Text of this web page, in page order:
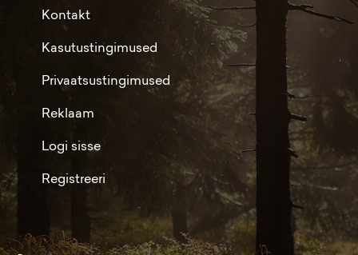
Kontakt
Kasutustingimused
Privaatsustingimused
Reklaam
Logi sisse
Registreeri